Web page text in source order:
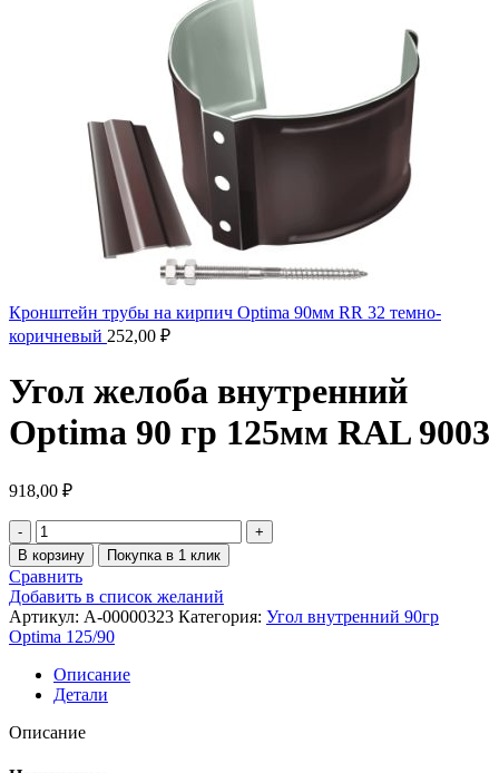
Кронштейн трубы на кирпич Optima 90мм RR 32 темно-
коричневый 252,00 ₽
Угол желоба внутренний
Optima 90 гр 125мм RAL 9003
918,00 ₽
В корзину Покупка в 1 клик
Сравнить
Добавить в список желаний
Артикул: A-00000323 Категория: Угол внутренний 90гр
Optima 125/90
Описание
Детали
Описание